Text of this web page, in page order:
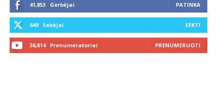
41,853 Gerbėjai PATINKA
649 Sekėjai SEKTI
36,814 Prenumeratoriai PRENUMERUOTI